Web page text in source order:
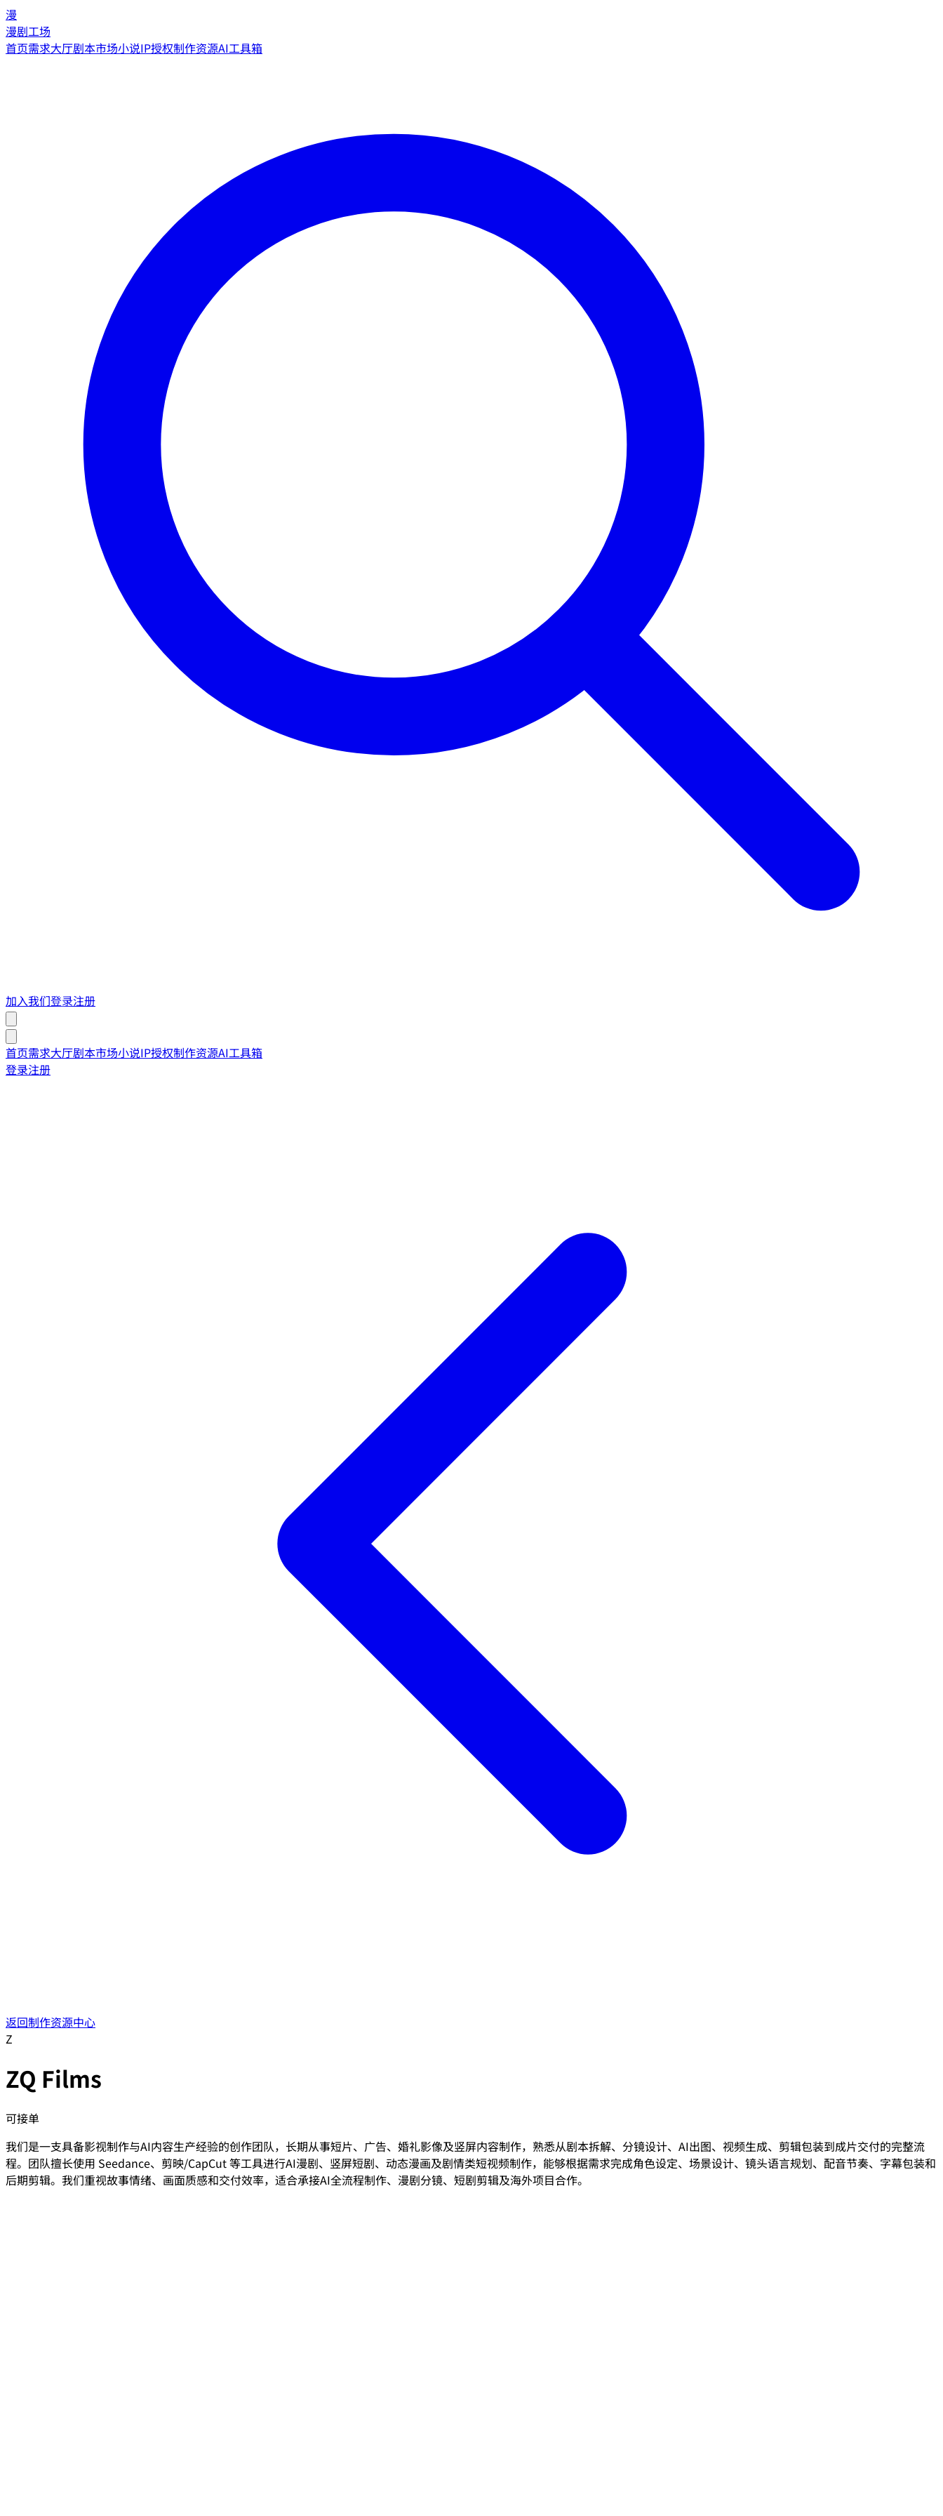
漫
漫剧工场
首页需求大厅剧本市场小说IP授权制作资源AI工具箱
加入我们登录注册
首页需求大厅剧本市场小说IP授权制作资源AI工具箱
登录注册
返回制作资源中心
Z
ZQ Films
可接单
我们是一支具备影视制作与AI内容生产经验的创作团队，长期从事短片、广告、婚礼影像及竖屏内容制作，熟悉从剧本拆解、分镜设计、AI出图、视频生成、剪辑包装到成片交付的完整流
程。团队擅长使用 Seedance、剪映/CapCut 等工具进行AI漫剧、竖屏短剧、动态漫画及剧情类短视频制作，能够根据需求完成角色设定、场景设计、镜头语言规划、配音节奏、字幕包装和
后期剪辑。我们重视故事情绪、画面质感和交付效率，适合承接AI全流程制作、漫剧分镜、短剧剪辑及海外项目合作。